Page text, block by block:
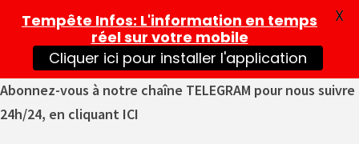
Abonnez-vous à notre chaîne TELEGRAM pour nous suivre
24h/24, en cliquant ICI
Tempête Infos: L'information en temps
réel sur votre mobile
Cliquer ici pour installer l'application
X